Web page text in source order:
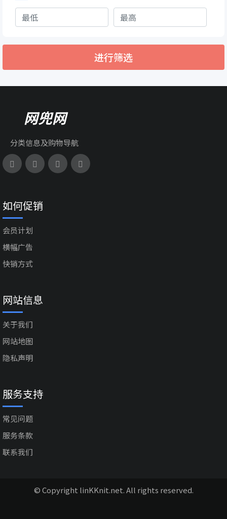
进行筛选
网兜网
分类信息及购物导航
如何促销
会员计划
横幅广告
快销方式
网站信息
关于我们
网站地图
隐私声明
服务支持
常见问题
服务条款
联系我们
© Copyright linKKnit.net. All rights reserved.